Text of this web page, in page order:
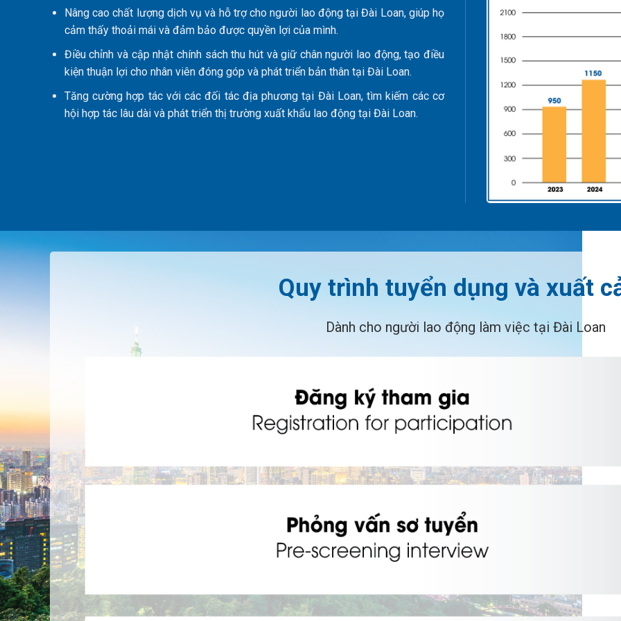
Nâng cao chất lượng dịch vụ và hỗ trợ cho người lao động tại Đài Loan, giúp họ
cảm thấy thoải mái và đảm bảo được quyền lợi của mình.
Điều chỉnh và cập nhật chính sách thu hút và giữ chân người lao động, tạo điều
kiện thuận lợi cho nhân viên đóng góp và phát triển bản thân tại Đài Loan.
Tăng cường hợp tác với các đối tác địa phương tại Đài Loan, tìm kiếm các cơ
hội hợp tác lâu dài và phát triển thị trường xuất khẩu lao động tại Đài Loan.
Quy trình tuyển dụng và xuất
Dành cho người lao động làm việc tại Đài Loan